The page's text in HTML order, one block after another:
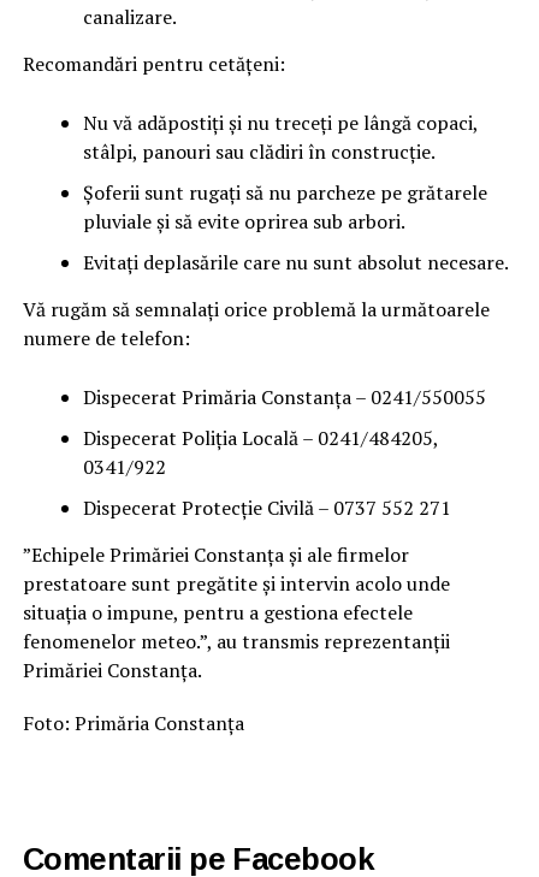
canalizare.
Recomandări pentru cetățeni:
Nu vă adăpostiți și nu treceți pe lângă copaci,
stâlpi, panouri sau clădiri în construcție.
Șoferii sunt rugați să nu parcheze pe grătarele
pluviale și să evite oprirea sub arbori.
Evitați deplasările care nu sunt absolut necesare.
Vă rugăm să semnalați orice problemă la următoarele
numere de telefon:
Dispecerat Primăria Constanța – 0241/550055
Dispecerat Poliția Locală – 0241/484205,
0341/922
Dispecerat Protecție Civilă – 0737 552 271
”Echipele Primăriei Constanța și ale firmelor
prestatoare sunt pregătite și intervin acolo unde
situația o impune, pentru a gestiona efectele
fenomenelor meteo.”, au transmis reprezentanții
Primăriei Constanța.
Foto: Primăria Constanța
Comentarii pe Facebook